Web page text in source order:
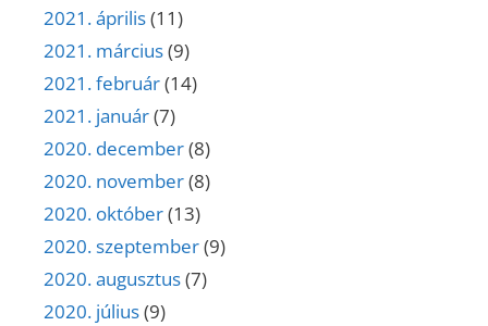
2021. április(11)
2021. március(9)
2021. február(14)
2021. január(7)
2020. december(8)
2020. november(8)
2020. október(13)
2020. szeptember(9)
2020. augusztus(7)
2020. július(9)